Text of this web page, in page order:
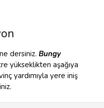
dersiniz. Bungy
yükseklikten aşağıya
yardımıyla yere iniş